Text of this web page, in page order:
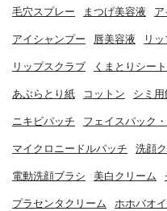
毛穴スプレー まつげ美容液 ア
アイシャンプー 唇美容液 リ
リップスクラブ くまとりシー
あぶらとり紙 コットン シミ
ニキビパッチ フェイスパック
マイクロニードルパッチ 洗顔
電動洗顔ブラシ 美白クリーム
プラセンタクリーム ホホバオ